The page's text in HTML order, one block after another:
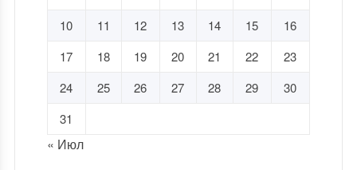
10 11 12 13 14 15
16
17
18 19 20 21 22
23
24
25 26 27 28 29
30
31
« Июл